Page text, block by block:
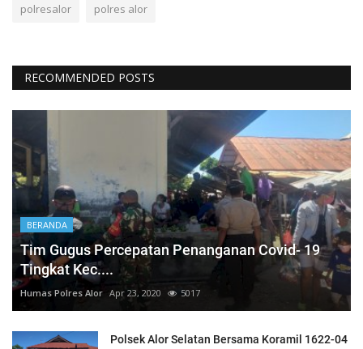
polresalor polres alor
RECOMMENDED POSTS
BERANDA
Tim Gugus Percepatan Penanganan Covid- 19
Tingkat Kec....
Humas Polres Alor Apr 23, 2020 5017
Polsek Alor Selatan Bersama Koramil 1622-04